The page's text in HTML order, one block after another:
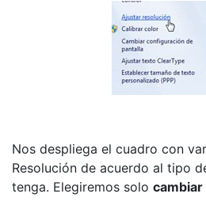
Nos despliega el cuadro con
Resolución de acuerdo al tipo
tenga. Elegiremos solo cambiar